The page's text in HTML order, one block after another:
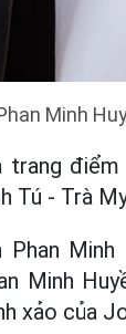
Minh
Tú - Trà
Minh
xảo của